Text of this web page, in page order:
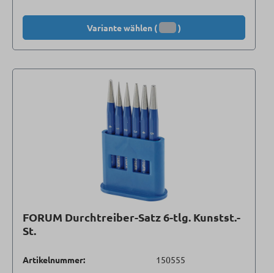
Variante wählen ( )
FORUM Durchtreiber-Satz 6-tlg. Kunstst.-
St.
Artikelnummer: 150555